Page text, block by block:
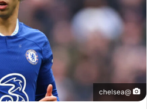
@chelsea